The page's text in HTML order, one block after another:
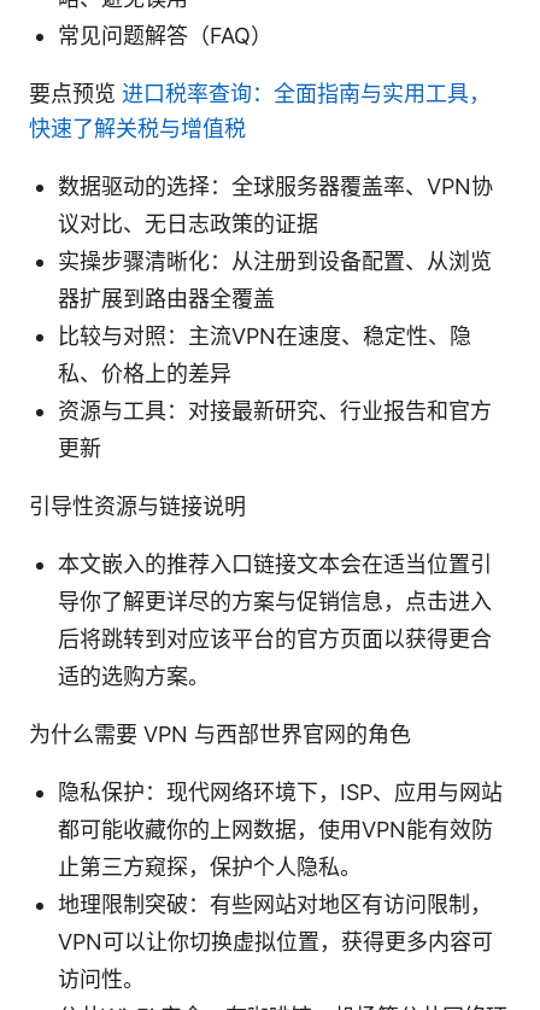
常见问题解答（FAQ）
要点预览 进口税率查询：全面指南与实用工具，
快速了解关税与增值税
数据驱动的选择：全球服务器覆盖率、VPN协
议对比、无日志政策的证据
实操步骤清晰化：从注册到设备配置、从浏览
器扩展到路由器全覆盖
比较与对照：主流VPN在速度、稳定性、隐
私、价格上的差异
资源与工具：对接最新研究、行业报告和官方
更新
引导性资源与链接说明
本文嵌入的推荐入口链接文本会在适当位置引
导你了解更详尽的方案与促销信息，点击进入
后将跳转到对应该平台的官方页面以获得更合
适的选购方案。
为什么需要 VPN 与西部世界官网的角色
隐私保护：现代网络环境下，ISP、应用与网站
都可能收藏你的上网数据，使用VPN能有效防
止第三方窥探，保护个人隐私。
地理限制突破：有些网站对地区有访问限制，
VPN可以让你切换虚拟位置，获得更多内容可
访问性。